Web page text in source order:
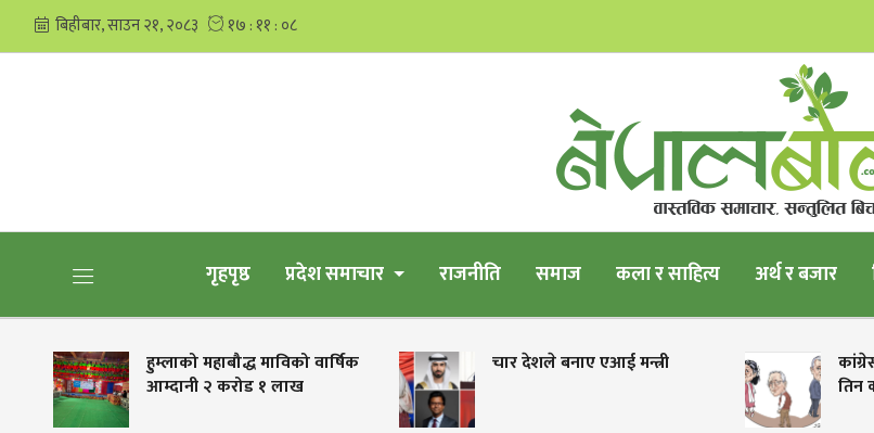
गृहपृष्ठ प्रदेश समाचार राजनीति समाज कला र साहित्य अर्थ र बजार
महाबौद्ध माविको वार्षिक
२ करोड १ लाख
चार देशले बनाए एआई मन्त्री
कांग्रेस भित्रको विवादमा तीनतिर
तिन कोइराला दाजुबहिनी